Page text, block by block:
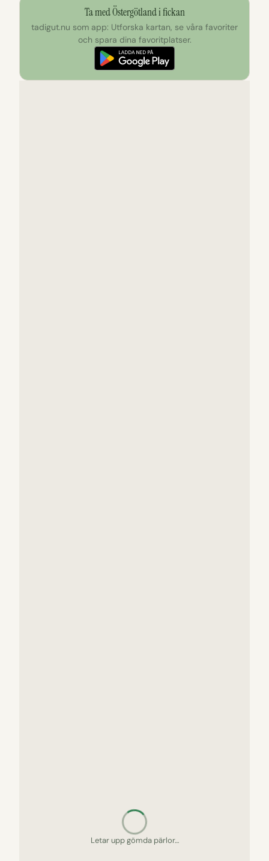
Ta med Östergötland i fickan
tadigut.nu som app: Utforska kartan, se våra favoriter
och spara dina favoritplatser.
Letar upp gömda pärlor…